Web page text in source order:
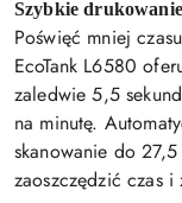
Szybkie drukowanie
Poświęć mniej
EcoTank L6580
zaledwie 5,5
na minutę.
skanowanie do
zaoszczędzić czas i